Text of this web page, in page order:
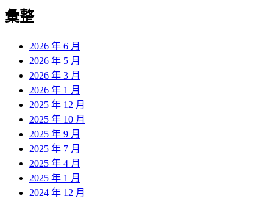
彙整
2026 年 6 月
2026 年 5 月
2026 年 3 月
2026 年 1 月
2025 年 12 月
2025 年 10 月
2025 年 9 月
2025 年 7 月
2025 年 4 月
2025 年 1 月
2024 年 12 月